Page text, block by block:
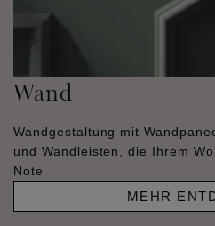
Wand
Wandgestaltung mit
und Wandleisten, die Ihrem
Note
MEHR